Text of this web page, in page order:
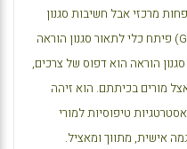
מרכזי אבל חשיבות סגנון
) פיתח כלי לתאור סגנון הוראה
הוראה הוא דפוס של צרכים,
מורים בכיתתם. הוא זיהה
טיפוסיות למורי
אישית, מתווך ומאציל.